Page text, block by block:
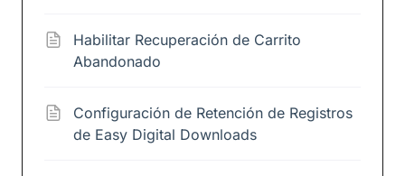
Habilitar Recuperación de Carrito
Abandonado
Configuración de Retención de Registros
de Easy Digital Downloads